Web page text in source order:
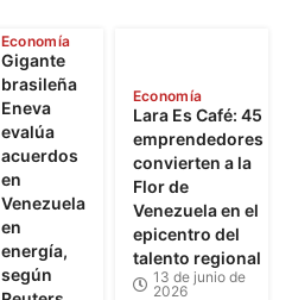
Economía
Gigante
brasileña
Eneva
evalúa
acuerdos
en
Venezuela
en
energía,
según
Economía
Lara Es Café: 45
emprendedores
convierten a la
Flor de
Venezuela en el
epicentro del
talento regional
13 de junio de
2026